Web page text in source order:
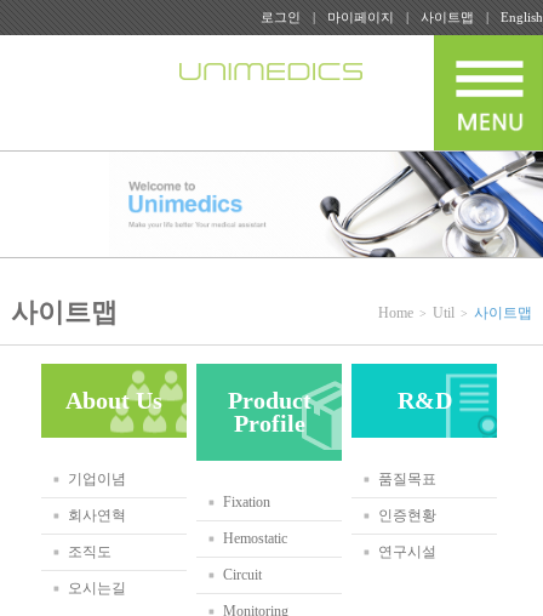
로그인 마이페이지 사이트맵 English
사이트맵 Home Util 사이트맵
About Us
기업이념
회사연혁
조직도
오시는길
Product
Profile
Fixation
Hemostatic
Circuit
Monitoring
R&D
품질목표
인증현황
연구시설